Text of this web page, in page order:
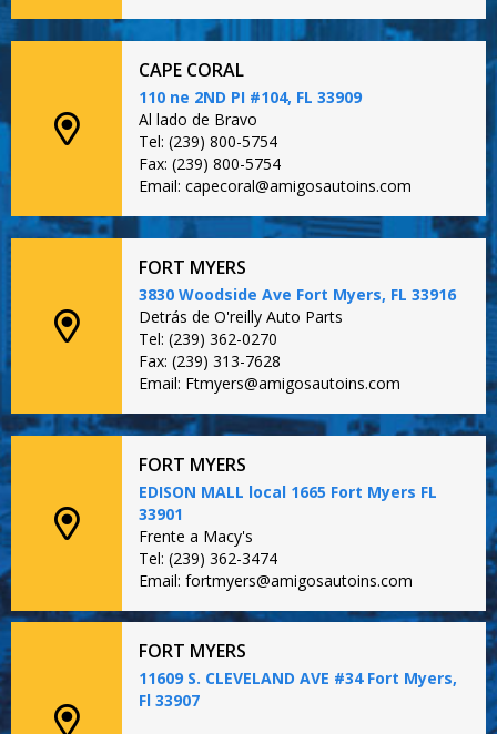
CAPE CORAL
110 ne 2ND PI #104, FL 33909
Al lado de Bravo
Tel: (239) 800-5754
Fax: (239) 800-5754
Email: capecoral@amigosautoins.com
FORT MYERS
3830 Woodside Ave Fort Myers, FL 33916
Detrás de O'reilly Auto Parts
Tel: (239) 362-0270
Fax: (239) 313-7628
Email: Ftmyers@amigosautoins.com
FORT MYERS
EDISON MALL local 1665 Fort Myers FL
33901
Frente a Macy's
Tel: (239) 362-3474
Email: fortmyers@amigosautoins.com
FORT MYERS
11609 S. CLEVELAND AVE #34 Fort Myers,
Fl 33907